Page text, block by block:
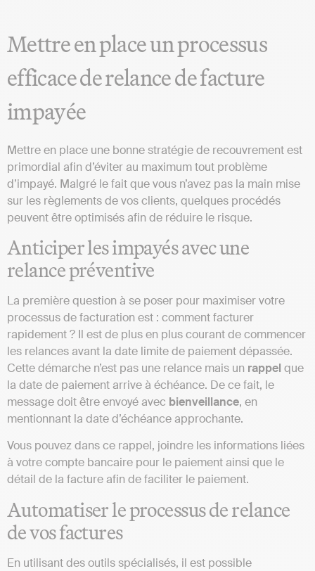
Mettre en place un processus
efficace de relance de facture
impayée
Mettre en place une bonne stratégie de recouvrement est
primordial afin d’éviter au maximum tout problème
d’impayé. Malgré le fait que vous n’avez pas la main mise
sur les règlements de vos clients, quelques procédés
peuvent être optimisés afin de réduire le risque.
Anticiper les impayés avec une
relance préventive
La première question à se poser pour maximiser votre
processus de facturation est : comment facturer
rapidement ? Il est de plus en plus courant de commencer
les relances avant la date limite de paiement dépassée.
Cette démarche n’est pas une relance mais un rappel que
la date de paiement arrive à échéance. De ce fait, le
message doit être envoyé avec bienveillance, en
mentionnant la date d’échéance approchante.
Vous pouvez dans ce rappel, joindre les informations liées
à votre compte bancaire pour le paiement ainsi que le
détail de la facture afin de faciliter le paiement.
Automatiser le processus de relance
de vos factures
En utilisant des outils spécialisés, il est possible